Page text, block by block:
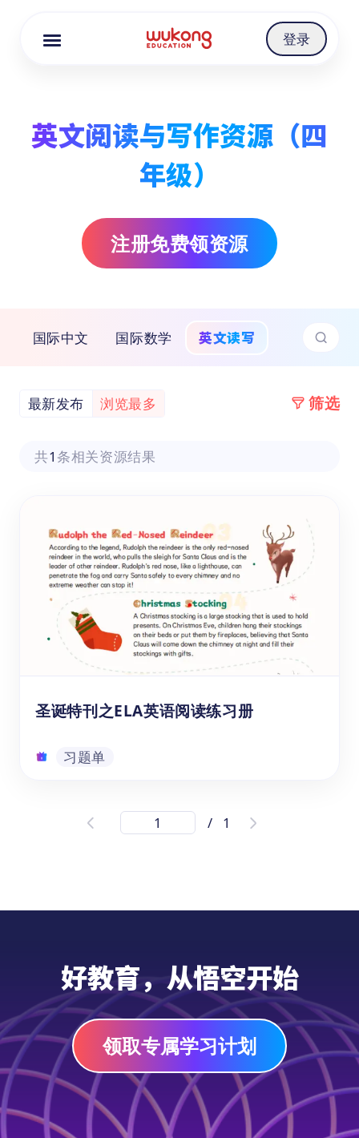
登录
英文阅读与写作资源（四
年级）
注册免费领资源
国际中文 国际数学 英文读写
最新发布 浏览最多 筛选
共1 条相关资源结果
圣诞特刊之ELA英语阅读练习册
习题单
圣诞特刊之ELA英语阅读练习册
《学英语|ELA英语阅读练习册：圣诞特刊》
本书在讲述圣诞节传统习俗的同时，以ELA课
巧。
/ 1
好教育，从悟空开始
领取专属学习计划